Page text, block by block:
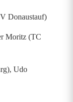
Donaustauf)
Moritz (TC
Udo